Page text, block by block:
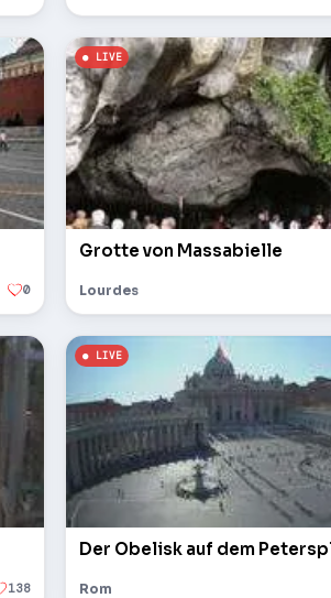
0
Grotte von Massabielle
Lourdes
138 Rom